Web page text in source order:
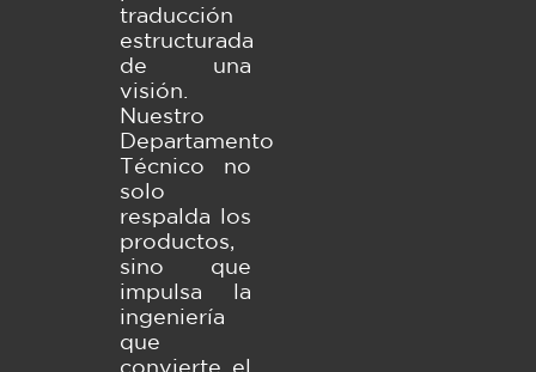
traducción
estructurada
de una
visión.
Nuestro
Departamento
Técnico no
solo
respalda los
productos,
sino que
impulsa la
ingeniería
que
convierte el